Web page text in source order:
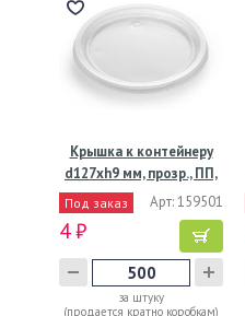
Крышка к контейнеру
d127хh9 мм, прозр., ПП,
Под заказ Арт: 159501
4 ₽
за штуку
(продается кратно коробкам)